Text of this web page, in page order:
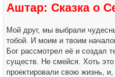
Аштар: Сказка о
Мой друг, мы выбрали
тобой. И моим и твоим
Бог рассмотрел её и создал
существ. Не смейся. Хоть
проектировали свою жизнь,